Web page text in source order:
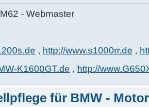
- Webmaster
, http://www.s1000rr.de ,
K1600GT.de , http://
für BMW -